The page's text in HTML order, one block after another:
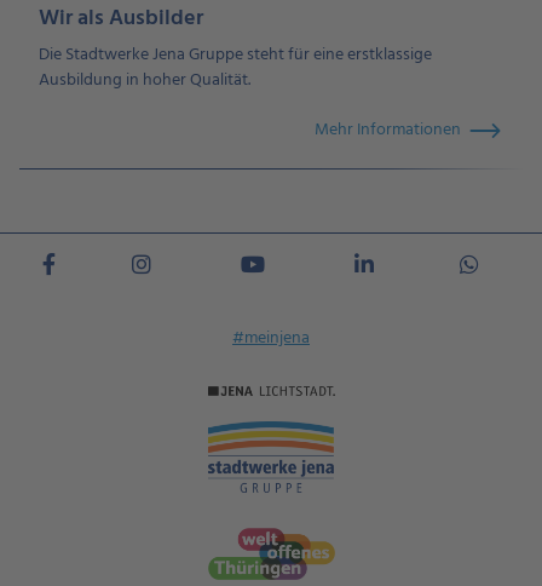
Wir als Ausbilder
Die Stadtwerke Jena Gruppe steht für eine erstklassige
Ausbildung in hoher Qualität.
Mehr Informationen
#meinjena